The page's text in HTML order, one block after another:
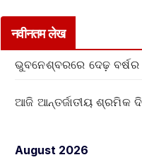
नवीनतम लेख
ଭୁବନେଶ୍ବରରେ ଦେଢ଼
ଆଜି ଆନ୍ତର୍ଜାତୀୟ ଶ୍ରମିକ
August 2026